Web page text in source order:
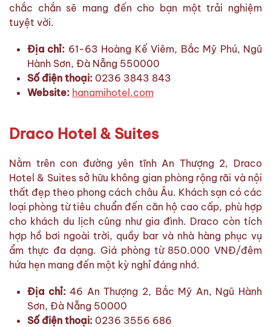
chắc chắn sẽ mang đến cho bạn một trải nghiệm
tuyệt vời.
Địa chỉ: 61-63 Hoàng Kế Viêm, Bắc Mỹ Phú, Ngũ
Hành Sơn, Đà Nẵng 550000
Số điện thoại: 0236 3843 843
Website: hanamihotel.com
Draco Hotel & Suites
Nằm trên con đường yên tĩnh An Thượng 2, Draco
Hotel & Suites sở hữu không gian phòng rộng rãi và nội
thất đẹp theo phong cách châu Âu. Khách sạn có các
loại phòng từ tiêu chuẩn đến căn hộ cao cấp, phù hợp
cho khách du lịch cũng như gia đình. Draco còn tích
hợp hồ bơi ngoài trời, quầy bar và nhà hàng phục vụ
ẩm thực đa dạng. Giá phòng từ 850.000 VNĐ/đêm
hứa hẹn mang đến một kỳ nghỉ đáng nhớ.
Địa chỉ:46 An Thượng 2, Bắc Mỹ An, Ngũ Hành
Sơn, Đà Nẵng 50000
Số điện thoại: 0236 3556 686